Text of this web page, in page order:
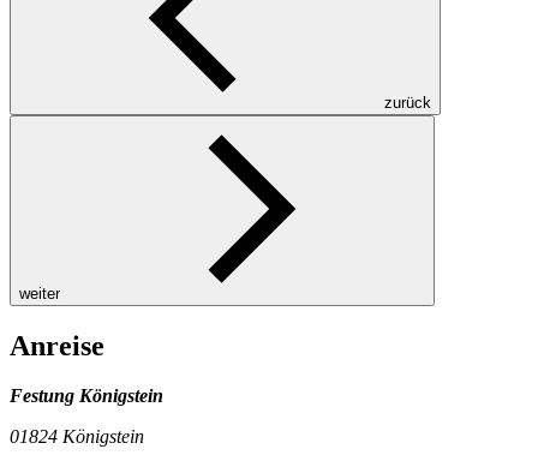
zurück
weiter
Anreise
Festung Königstein
01824 Königstein